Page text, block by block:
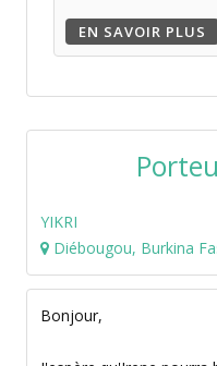
EN SAVOIR PLUS
YIKRI
Diébougou, Burkina
Bonjour,